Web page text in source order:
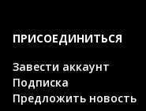
ПРИСОЕДИНИТЬСЯ
Завести аккаунт
Подписка
Предложить новость